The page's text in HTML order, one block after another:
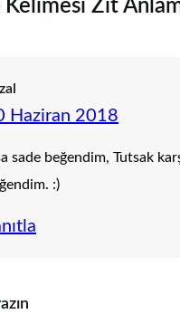
Kelimesi Zıt
Haziran 2018
sade beğendim, Tutsak
:)